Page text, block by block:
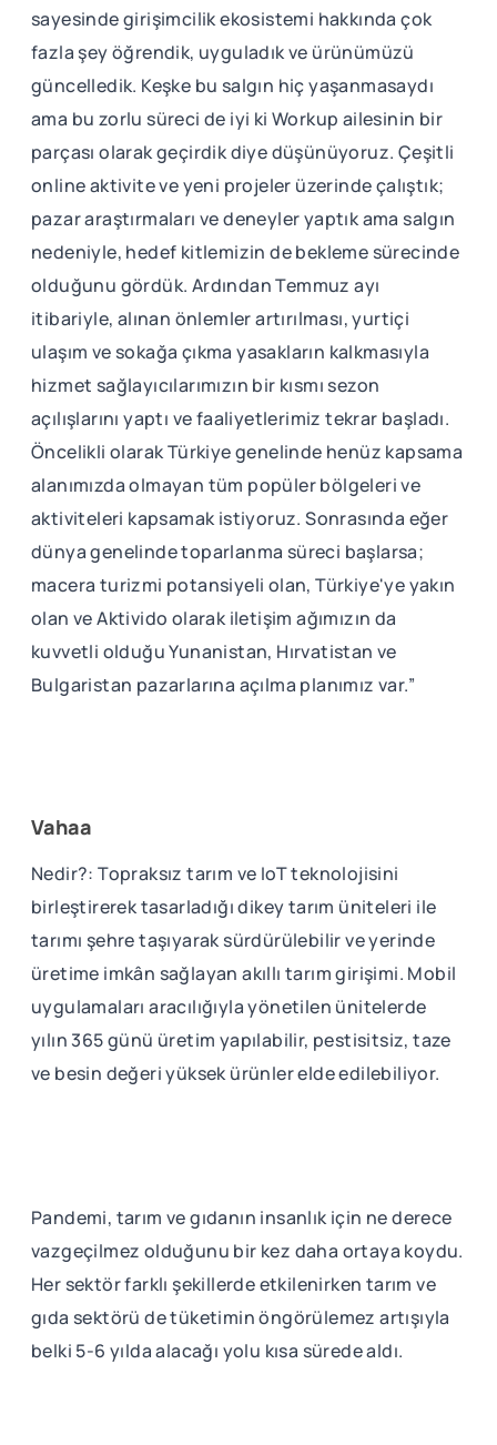
sayesinde girişimcilik ekosistemi hakkında çok
fazla şey öğrendik, uyguladık ve ürünümüzü
güncelledik. Keşke bu salgın hiç yaşanmasaydı
ama bu zorlu süreci de iyi ki Workup ailesinin bir
parçası olarak geçirdik diye düşünüyoruz. Çeşitli
online aktivite ve yeni projeler üzerinde çalıştık;
pazar araştırmaları ve deneyler yaptık ama salgın
nedeniyle, hedef kitlemizin de bekleme sürecinde
olduğunu gördük. Ardından Temmuz ayı
itibariyle, alınan önlemler artırılması, yurtiçi
ulaşım ve sokağa çıkma yasakların kalkmasıyla
hizmet sağlayıcılarımızın bir kısmı sezon
açılışlarını yaptı ve faaliyetlerimiz tekrar başladı.
Öncelikli olarak Türkiye genelinde henüz kapsama
alanımızda olmayan tüm popüler bölgeleri ve
aktiviteleri kapsamak istiyoruz. Sonrasında eğer
dünya genelinde toparlanma süreci başlarsa;
macera turizmi potansiyeli olan, Türkiye'ye yakın
olan ve Aktivido olarak iletişim ağımızın da
kuvvetli olduğu Yunanistan, Hırvatistan ve
Bulgaristan pazarlarına açılma planımız var.”
Vahaa
Nedir?: Topraksız tarım ve IoT teknolojisini
birleştirerek tasarladığı dikey tarım üniteleri ile
tarımı şehre taşıyarak sürdürülebilir ve yerinde
üretime imkân sağlayan akıllı tarım girişimi. Mobil
uygulamaları aracılığıyla yönetilen ünitelerde
yılın 365 günü üretim yapılabilir, pestisitsiz, taze
ve besin değeri yüksek ürünler elde edilebiliyor.
Pandemi, tarım ve gıdanın insanlık için ne derece
vazgeçilmez olduğunu bir kez daha ortaya koydu.
Her sektör farklı şekillerde etkilenirken tarım ve
gıda sektörü de tüketimin öngörülemez artışıyla
belki 5-6 yılda alacağı yolu kısa sürede aldı.